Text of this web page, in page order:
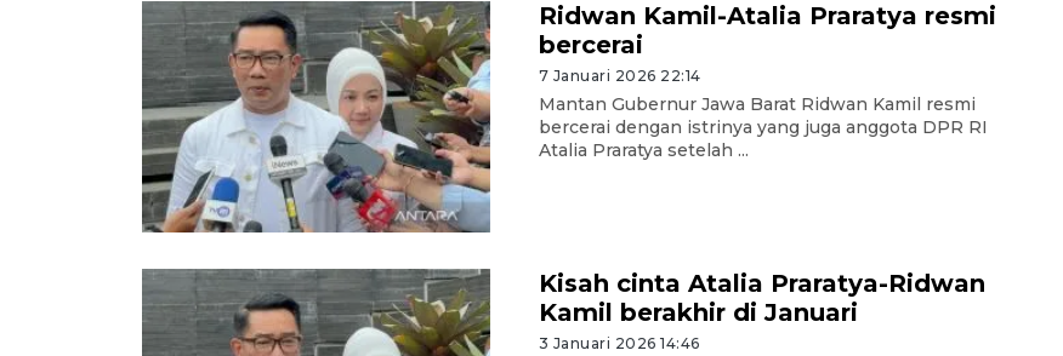
Ridwan Kamil-Atalia Praratya resmi
bercerai
7 Januari 2026 22:14
Mantan Gubernur Jawa Barat Ridwan Kamil resmi
bercerai dengan istrinya yang juga anggota DPR RI
Atalia Praratya setelah ...
Kisah cinta Atalia Praratya-Ridwan
Kamil berakhir di Januari
3 Januari 2026 14:46